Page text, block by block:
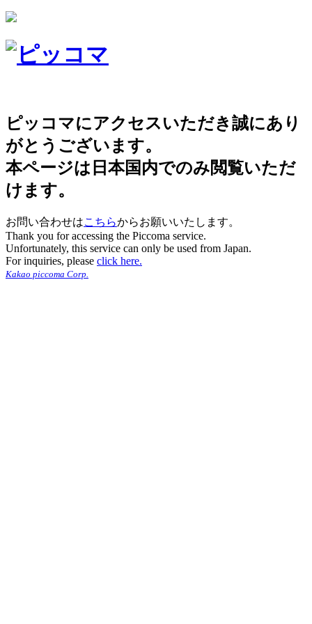
ピッコマにアクセスいただき誠にあり
がとうございます。
本ページは日本国内でのみ閲覧いただ
けます。
お問い合わせはこちらからお願いいたします。
Thank you for accessing the Piccoma service.
Unfortunately, this service can only be used from Japan.
For inquiries, please click here.
Kakao piccoma Corp.